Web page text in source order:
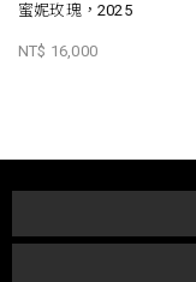
蜜妮玫瑰，2025
NT$ 16,000